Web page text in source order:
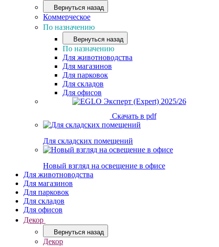
Вернуться назад
Коммерческое
По назначению
Вернуться назад
По назначению
Для животноводства
Для магазинов
Для парковок
Для складов
Для офисов
Скачать в pdf
Для складских помещений
Новый взгляд на освещение в офисе
Для животноводства
Для магазинов
Для парковок
Для складов
Для офисов
Декор
Вернуться назад
Декор